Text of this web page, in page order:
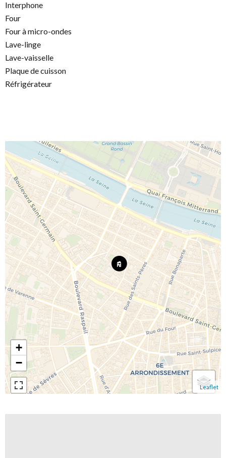
Interphone
Four
Four à micro-ondes
Lave-linge
Lave-vaisselle
Plaque de cuisson
Réfrigérateur
+
−
Leaflet